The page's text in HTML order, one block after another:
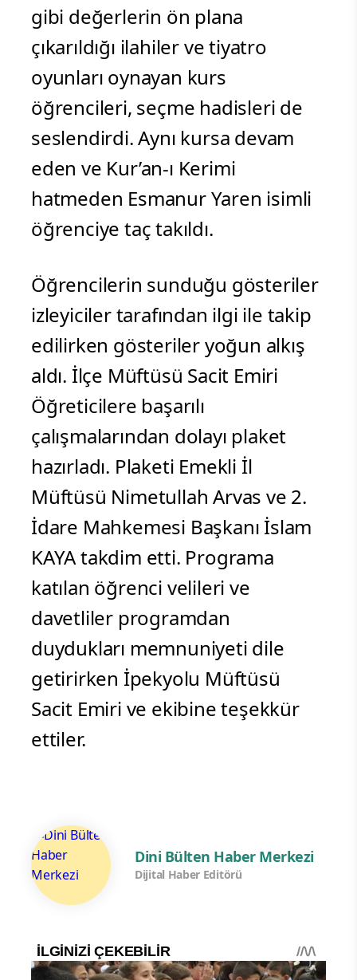
gibi değerlerin ön plana
çıkarıldığı ilahiler ve tiyatro
oyunları oynayan kurs
öğrencileri, seçme hadisleri de
seslendirdi. Aynı kursa devam
eden ve Kur’an-ı Kerimi
hatmeden Esmanur Yaren isimli
öğrenciye taç takıldı.
Öğrencilerin sunduğu gösteriler
izleyiciler tarafından ilgi ile takip
edilirken gösteriler yoğun alkış
aldı. İlçe Müftüsü Sacit Emiri
Öğreticilere başarılı
çalışmalarından dolayı plaket
hazırladı. Plaketi Emekli İl
Müftüsü Nimetullah Arvas ve 2.
İdare Mahkemesi Başkanı İslam
KAYA takdim etti. Programa
katılan öğrenci velileri ve
davetliler programdan
duydukları memnuniyeti dile
getirirken İpekyolu Müftüsü
Sacit Emiri ve ekibine teşekkür
ettiler.
Dini Bülten Haber Merkezi
Dijital Haber Editörü